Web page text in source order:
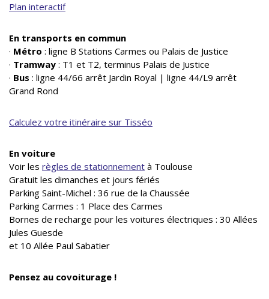
Plan interactif
En transports en commun
· Métro : ligne B Stations Carmes ou Palais de Justice
· Tramway : T1 et T2, terminus Palais de Justice
· Bus : ligne 44/66 arrêt Jardin Royal | ligne 44/L9 arrêt
Grand Rond
Calculez votre itinéraire sur Tisséo
En voiture
Voir les règles de stationnement à Toulouse
Gratuit les dimanches et jours fériés
Parking Saint-Michel : 36 rue de la Chaussée
Parking Carmes : 1 Place des Carmes
Bornes de recharge pour les voitures électriques : 30 Allées
Jules Guesde
et 10 Allée Paul Sabatier
Pensez au covoiturage !